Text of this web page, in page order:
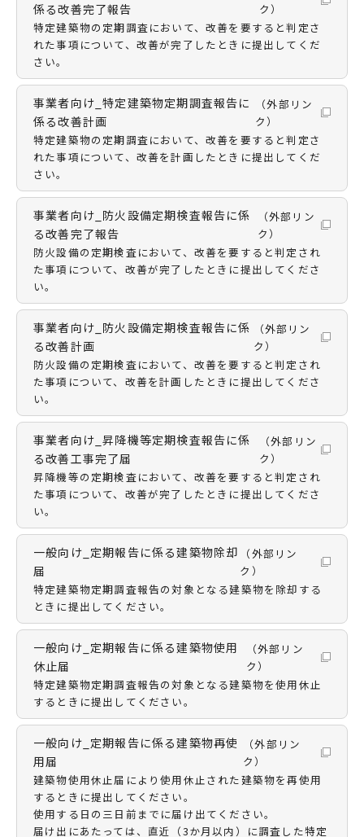
係る改善完了報告
ク）
特定建築物の定期調査において、改善を要すると判定さ
れた事項について、改善が完了したときに提出してくだ
さい。
事業者向け_特定建築物定期調査報告に
係る改善計画
（外部リン
ク）
特定建築物の定期調査において、改善を要すると判定さ
れた事項について、改善を計画したときに提出してくだ
さい。
事業者向け_防火設備定期検査報告に係
る改善完了報告
（外部リン
ク）
防火設備の定期検査において、改善を要すると判定され
た事項について、改善が完了したときに提出してくださ
い。
事業者向け_防火設備定期検査報告に係
る改善計画
（外部リン
ク）
防火設備の定期検査において、改善を要すると判定され
た事項について、改善を計画したときに提出してくださ
い。
事業者向け_昇降機等定期検査報告に係
る改善工事完了届
（外部リン
ク）
昇降機等の定期検査において、改善を要すると判定され
た事項について、改善が完了したときに提出してくださ
い。
一般向け_定期報告に係る建築物除却
届
（外部リン
ク）
特定建築物定期調査報告の対象となる建築物を除却する
ときに提出してください。
一般向け_定期報告に係る建築物使用
休止届
（外部リン
ク）
特定建築物定期調査報告の対象となる建築物を使用休止
するときに提出してください。
一般向け_定期報告に係る建築物再使
用届
（外部リン
ク）
建築物使用休止届により使用休止された建築物を再使用
するときに提出してください。
使用する日の三日前までに届け出てください。
届け出にあたっては、直近（3か月以内）に調査した特定